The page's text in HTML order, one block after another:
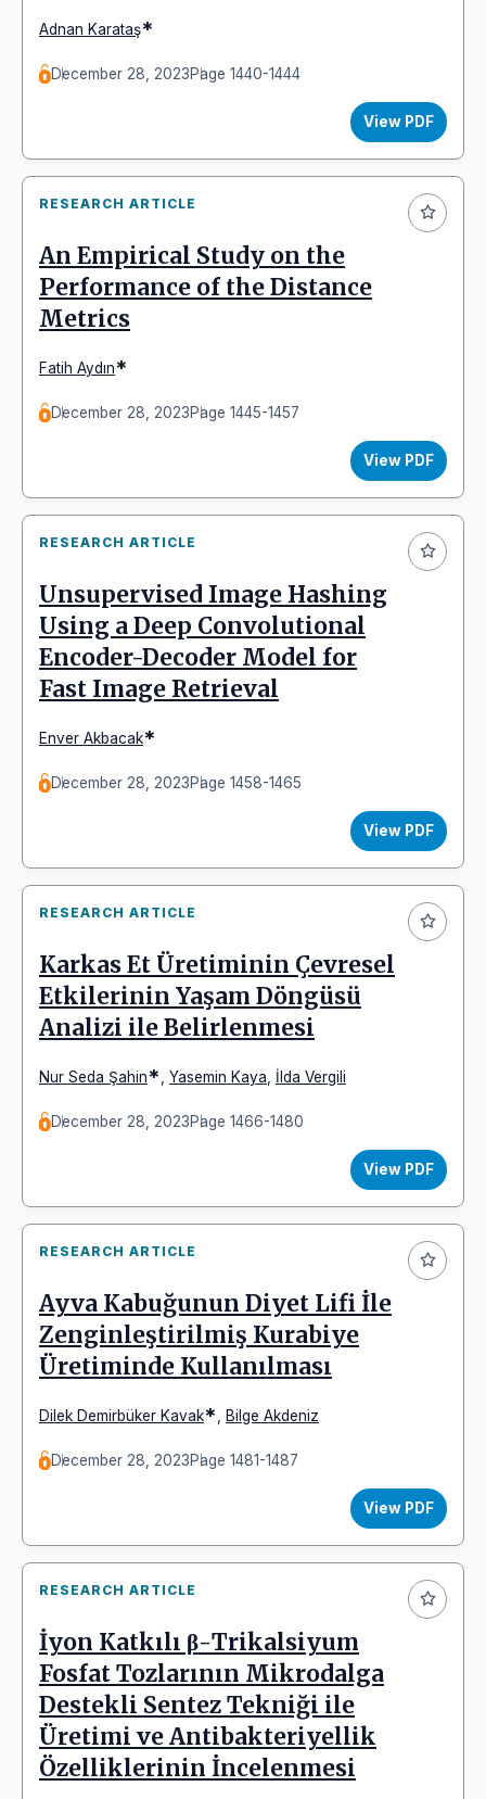
Adnan Karataş*
December 28, 2023Page 1440-1444
View PDF
RESEARCH ARTICLE
An Empirical Study on the
Performance of the Distance
Metrics
Fatih Aydın*
December 28, 2023Page 1445-1457
View PDF
RESEARCH ARTICLE
Unsupervised Image Hashing
Using a Deep Convolutional
Encoder-Decoder Model for
Fast Image Retrieval
Enver Akbacak*
December 28, 2023Page 1458-1465
View PDF
RESEARCH ARTICLE
Karkas Et Üretiminin Çevresel
Etkilerinin Yaşam Döngüsü
Analizi ile Belirlenmesi
Nur Seda Şahin* Yasemin Kaya İlda Vergili
December 28, 2023Page 1466-1480
View PDF
RESEARCH ARTICLE
Ayva Kabuğunun Diyet Lifi İle
Zenginleştirilmiş Kurabiye
Üretiminde Kullanılması
Dilek Demirbüker Kavak* Bilge Akdeniz
December 28, 2023Page 1481-1487
View PDF
RESEARCH ARTICLE
İyon Katkılı β-Trikalsiyum
Fosfat Tozlarının Mikrodalga
Destekli Sentez Tekniği ile
Üretimi ve Antibakteriyellik
Özelliklerinin İncelenmesi